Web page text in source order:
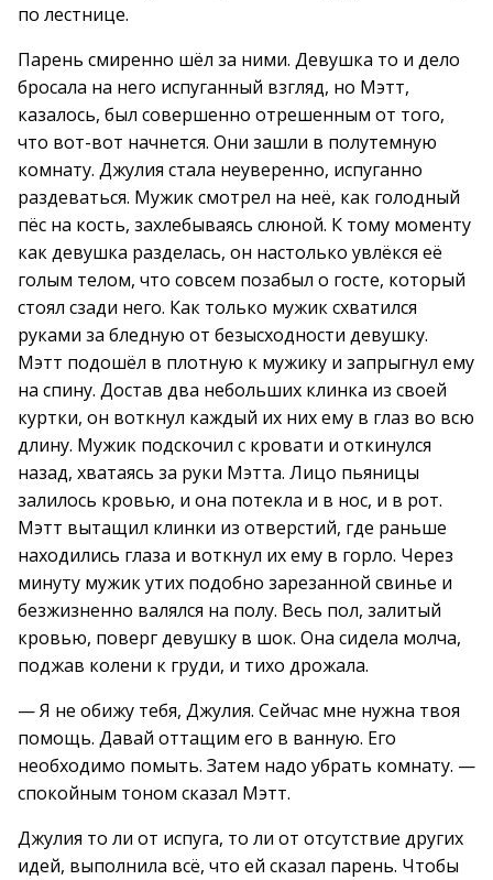
по лестнице.
Парень смиренно шёл за ними. Девушка то и дело
бросала на него испуганный взгляд, но Мэтт,
казалось, был совершенно отрешенным от того,
что вот-вот начнется. Они зашли в полутемную
комнату. Джулия стала неуверенно, испуганно
раздеваться. Мужик смотрел на неё, как голодный
пёс на кость, захлебываясь слюной. К тому моменту
как девушка разделась, он настолько увлёкся её
голым телом, что совсем позабыл о госте, который
стоял сзади него. Как только мужик схватился
руками за бледную от безысходности девушку.
Мэтт подошёл в плотную к мужику и запрыгнул ему
на спину. Достав два небольших клинка из своей
куртки, он воткнул каждый их них ему в глаз во всю
длину. Мужик подскочил с кровати и откинулся
назад, хватаясь за руки Мэтта. Лицо пьяницы
залилось кровью, и она потекла и в нос, и в рот.
Мэтт вытащил клинки из отверстий, где раньше
находились глаза и воткнул их ему в горло. Через
минуту мужик утих подобно зарезанной свинье и
безжизненно валялся на полу. Весь пол, залитый
кровью, поверг девушку в шок. Она сидела молча,
поджав колени к груди, и тихо дрожала.
— Я не обижу тебя, Джулия. Сейчас мне нужна твоя
помощь. Давай оттащим его в ванную. Его
необходимо помыть. Затем надо убрать комнату. —
спокойным тоном сказал Мэтт.
Джулия то ли от испуга, то ли от отсутствие других
идей, выполнила всё, что ей сказал парень. Чтобы